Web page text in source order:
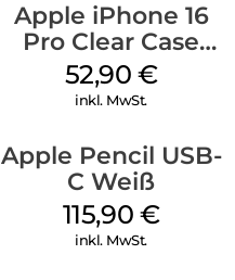
Apple iPhone 16
Pro Clear Case
MagSafe
Transparent
52,90 €
inkl. MwSt.
Apple Pencil USB-
C Weiß
115,90 €
inkl. MwSt.